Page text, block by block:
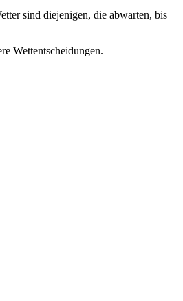
sind diejenigen, die abwarten, bis
Wettentscheidungen.